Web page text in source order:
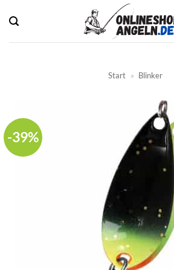
Inhalt
springen
Start » Blinker
-39%